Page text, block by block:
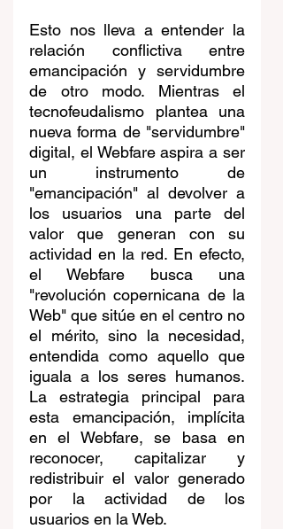
Esto nos lleva a entender la
relación conflictiva entre
emancipación y servidumbre
de otro modo. Mientras el
tecnofeudalismo plantea una
nueva forma de "servidumbre"
digital, el Webfare aspira a ser
un instrumento de
"emancipación" al devolver a
los usuarios una parte del
valor que generan con su
actividad en la red. En efecto,
el Webfare busca una
"revolución copernicana de la
Web" que sitúe en el centro no
el mérito, sino la necesidad,
entendida como aquello que
iguala a los seres humanos.
La estrategia principal para
esta emancipación, implícita
en el Webfare, se basa en
reconocer, capitalizar y
redistribuir el valor generado
por la actividad de los
usuarios en la Web.